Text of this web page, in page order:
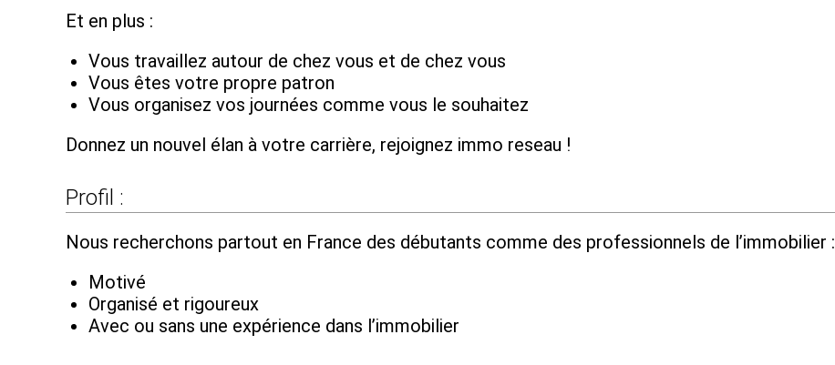
Et en plus :
Vous travaillez autour de chez vous et de chez vous
Vous êtes votre propre patron
Vous organisez vos journées comme vous le souhaitez
Donnez un nouvel élan à votre carrière, rejoignez immo reseau !
Profil :
Nous recherchons partout en France des débutants comme des professionnels de l’immobilier :
Motivé
Organisé et rigoureux
Avec ou sans une expérience dans l’immobilier